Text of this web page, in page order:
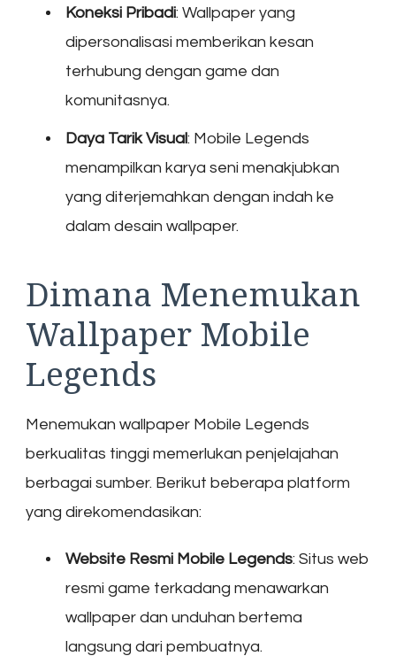
Koneksi Pribadi: Wallpaper yang
dipersonalisasi memberikan kesan
terhubung dengan game dan
komunitasnya.
Daya Tarik Visual: Mobile Legends
menampilkan karya seni menakjubkan
yang diterjemahkan dengan indah ke
dalam desain wallpaper.
Dimana Menemukan
Wallpaper Mobile
Legends
Menemukan wallpaper Mobile Legends
berkualitas tinggi memerlukan penjelajahan
berbagai sumber. Berikut beberapa platform
yang direkomendasikan:
Website Resmi Mobile Legends: Situs web
resmi game terkadang menawarkan
wallpaper dan unduhan bertema
langsung dari pembuatnya.